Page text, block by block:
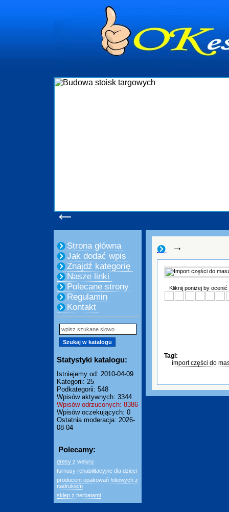
←
Strona główna
Jak dodać wpis
Znajdź kategorię
Nasze linki
Polecane strony
Regulamin
Kontakt
Statystyki katalogu:
Istniejemy od: 2010-04-09
Kategorii: 25
Podkategorii: 548
Wpisów aktywnych: 3344
Wpisów odrzuconych: 8386
Wpisów oczekujących: 0
Ostatnia moderacja: 2026-
08-04
Polecamy:
dresy z weluru
turnusy rehabilitacyjne dla dzieci
producent opakowań foliowych z
nadrukiem
sklep z herbatami
→
Kliknij poniżej by ocenić
Tagi:
import części do